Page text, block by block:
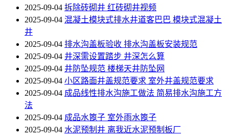
2025-09-04 拆除砖砌井 红砖砌井视频
2025-09-04 混凝土模块式排水井道客巴巴 模块式混凝土
井
2025-09-04 排水沟盖板验收 排水沟盖板安装规范
2025-09-04 井深需设置踏步 井深怎么算
2025-09-04 井防坠规范 楼梯天井防坠网
2025-09-04 小区路面井盖规范要求 室外井盖规范要求
2025-09-04 成品线性排水沟施工做法 简易排水沟施工方
法
2025-09-04 成品水篦子 室外雨水篦子
2025-09-04 水泥预制井 离我近水泥预制板厂